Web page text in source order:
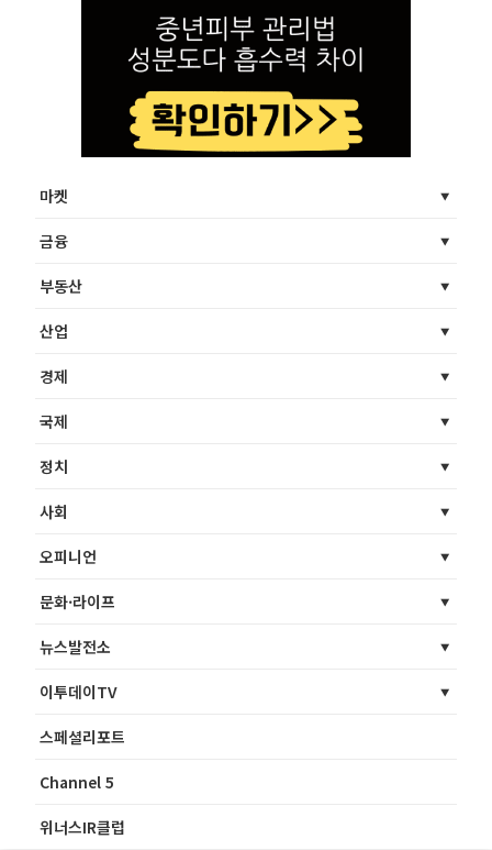
마켓
금융
부동산
산업
경제
국제
정치
사회
오피니언
문화·라이프
뉴스발전소
이투데이TV
스페셜리포트
Channel 5
위너스IR클럽